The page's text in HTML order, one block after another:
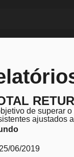
de superar
ajustados
25/06/2019